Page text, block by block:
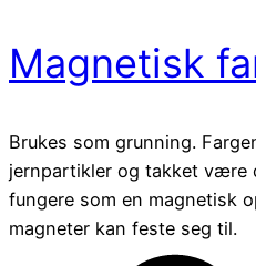
Magnetisk
Brukes som grunning.
jernpartikler og takket være
fungere som en magnetisk
magneter kan feste seg til.